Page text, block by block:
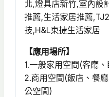
【應用場所】
1.一般家用空間(客廳
2.商用空間(飯店、餐
公空間)